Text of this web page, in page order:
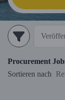
Procurement
Sortieren nach